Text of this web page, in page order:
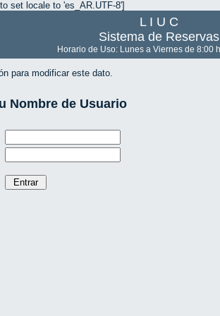
set locale to 'es_AR.UTF-8']
L I U C
Sistema de Reservas
Horario de Uso: Lunes a Viernes de 8:00
para modificar este dato.
Nombre de Usuario